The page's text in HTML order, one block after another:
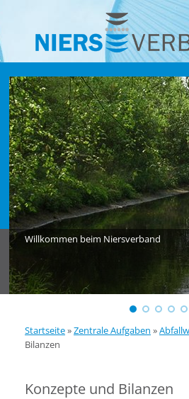
Willkommen beim Niersverband
Startseite»Zentrale Aufgaben »
Bilanzen
Konzepte und Bilanzen